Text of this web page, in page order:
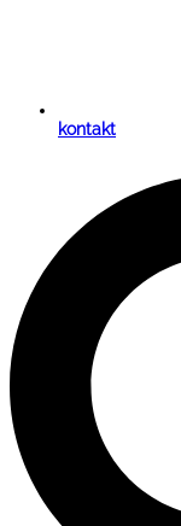
kontakt